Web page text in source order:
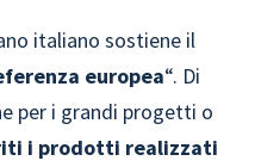
italiano sostiene il
europea“. Di
per i grandi progetti o
i prodotti realizzati